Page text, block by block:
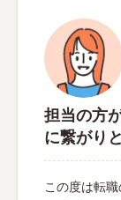
担当の方
に繋がり
この度は転